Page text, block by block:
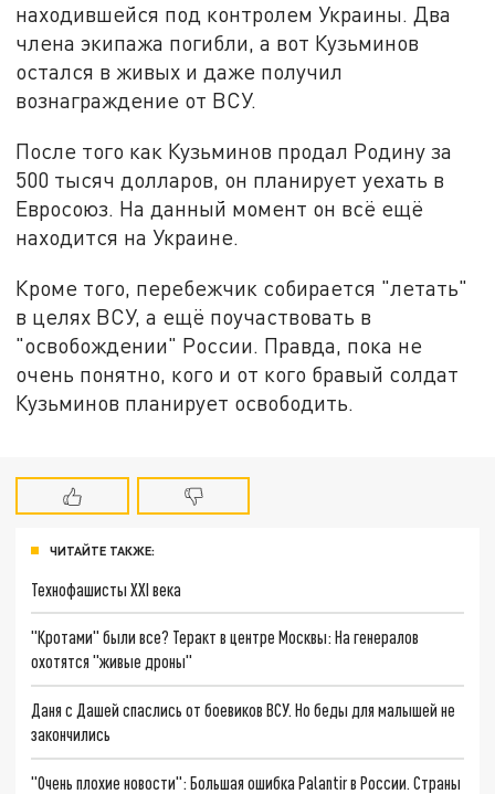
находившейся под контролем Украины. Два
члена экипажа погибли, а вот Кузьминов
остался в живых и даже получил
вознаграждение от ВСУ.
После того как Кузьминов продал Родину за
500 тысяч долларов, он планирует уехать в
Евросоюз. На данный момент он всё ещё
находится на Украине.
Кроме того, перебежчик собирается "летать"
в целях ВСУ, а ещё поучаствовать в
"освобождении" России. Правда, пока не
очень понятно, кого и от кого бравый солдат
Кузьминов планирует освободить.
ЧИТАЙТЕ ТАКЖЕ:
Технофашисты XXI века
"Кротами" были все? Теракт в центре Москвы: На генералов
охотятся "живые дроны"
Даня с Дашей спаслись от боевиков ВСУ. Но беды для малышей не
закончились
"Очень плохие новости": Большая ошибка Palantir в России. Страны